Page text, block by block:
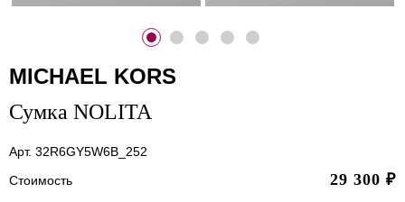
MICHAEL KORS
Сумка NOLITA
Арт. 32R6GY5W6B_252
Стоимость
29 300 ₽